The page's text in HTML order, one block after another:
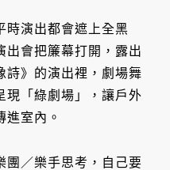
時演出都會遮上全黑
出會把簾幕打開，露出
詩》的演出裡，劇場舞
現「綠劇場」，讓戶外
進室內。
團／樂手思考，自己要